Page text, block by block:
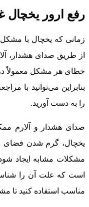
رفع ارور یخچال
زمانی که یخچال با
از طریق صدای هشدار،
خطای هر مشکل معمولاً
بنابراین می‌توانید با
را به دست آورید.
صدای هشدار و آلارم
یخچال، گرم شدن فضای
مشکلات مشابه ایجاد
است که علت آن را
مناسب استفاده کنید